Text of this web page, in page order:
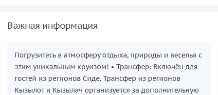
Важная информация
Погрузитесь в атмосферу отдыха, природы и веселья с
этим уникальным круизом! • Трансфер: Включён для
гостей из регионов Сиде. Трансфер из регионов
Кызылот и Кызылач организуется за дополнительную